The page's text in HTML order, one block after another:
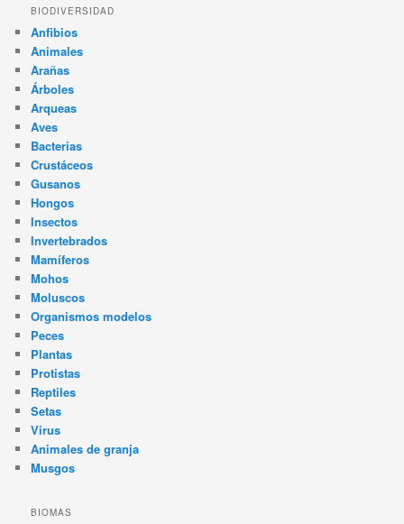
BIODIVERSIDAD
Anfibios
Animales
Arañas
Árboles
Arqueas
Aves
Bacterias
Crustáceos
Gusanos
Hongos
Insectos
Invertebrados
Mamíferos
Mohos
Moluscos
Organismos modelos
Peces
Plantas
Protistas
Reptiles
Setas
Virus
Animales de granja
Musgos
BIOMAS